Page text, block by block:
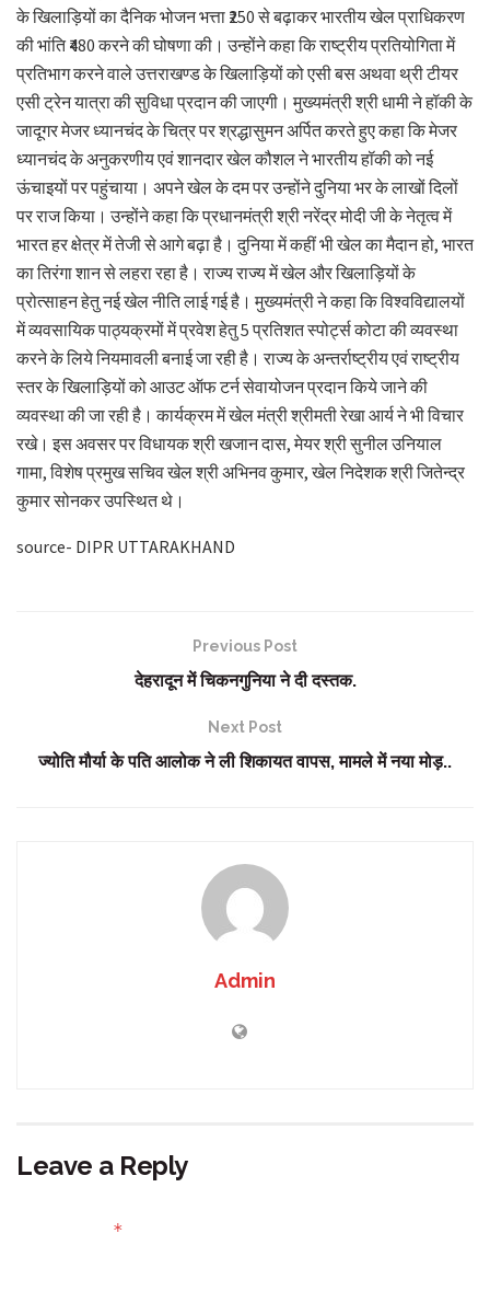
के खिलाड़ियों का दैनिक भोजन भत्ता ₹250 से बढ़ाकर भारतीय खेल प्राधिकरण
की भांति ₹480 करने की घोषणा की। उन्होंने कहा कि राष्ट्रीय प्रतियोगिता में
प्रतिभाग करने वाले उत्तराखण्ड के खिलाड़ियों को एसी बस अथवा थ्री टीयर
एसी ट्रेन यात्रा की सुविधा प्रदान की जाएगी। मुख्यमंत्री श्री धामी ने हॉकी के
जादूगर मेजर ध्यानचंद के चित्र पर श्रद्धासुमन अर्पित करते हुए कहा कि मेजर
ध्यानचंद के अनुकरणीय एवं शानदार खेल कौशल ने भारतीय हॉकी को नई
ऊंचाइयों पर पहुंचाया। अपने खेल के दम पर उन्होंने दुनिया भर के लाखों दिलों
पर राज किया। उन्होंने कहा कि प्रधानमंत्री श्री नरेंद्र मोदी जी के नेतृत्व में
भारत हर क्षेत्र में तेजी से आगे बढ़ा है। दुनिया में कहीं भी खेल का मैदान हो, भारत
का तिरंगा शान से लहरा रहा है। राज्य राज्य में खेल और खिलाड़ियों के
प्रोत्साहन हेतु नई खेल नीति लाई गई है। मुख्यमंत्री ने कहा कि विश्वविद्यालयों
में व्यवसायिक पाठ्यक्रमों में प्रवेश हेतु 5 प्रतिशत स्पोर्ट्स कोटा की व्यवस्था
करने के लिये नियमावली बनाई जा रही है। राज्य के अन्तर्राष्ट्रीय एवं राष्ट्रीय
स्तर के खिलाड़ियों को आउट ऑफ टर्न सेवायोजन प्रदान किये जाने की
व्यवस्था की जा रही है। कार्यक्रम में खेल मंत्री श्रीमती रेखा आर्य ने भी विचार
रखे। इस अवसर पर विधायक श्री खजान दास, मेयर श्री सुनील उनियाल
गामा, विशेष प्रमुख सचिव खेल श्री अभिनव कुमार, खेल निदेशक श्री जितेन्द्र
कुमार सोनकर उपस्थित थे।
source- DIPR UTTARAKHAND
Previous Post
देहरादून में चिकनगुनिया ने दी दस्तक.
Next Post
ज्योति मौर्या के पति आलोक ने ली शिकायत वापस, मामले में नया मोड़..
Admin
Leave a Reply
*